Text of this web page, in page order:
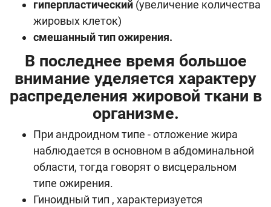
гиперпластический (увеличение количества
жировых клеток)
смешанный тип ожирения.
В последнее время большое
внимание уделяется характеру
распределения жировой ткани в
организме.
При андроидном типе - отложение жира
наблюдается в основном в абдоминальной
области, тогда говорят о висцеральном
типе ожирения.
Гиноидный тип , характеризуется